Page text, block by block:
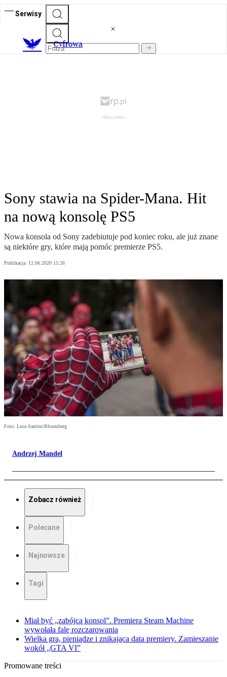
Serwisy
Cyfrowa
Sony stawia na Spider-Mana. Hit
na nową konsolę PS5
Nowa konsola od Sony zadebiutuje pod koniec roku, ale już znane
są niektóre gry, które mają pomóc premierze PS5.
Publikacja: 12.06.2020 15:26
Foto: Luca Santini/Bloomberg
Andrzej Mandel
Zobacz również
Polecane
Najnowsze
Tagi
Miał być „zabójcą konsol”. Premiera Steam Machine
wywołała falę rozczarowania
Wielka gra, pieniądze i znikająca data premiery. Zamieszanie
wokół „GTA VI”
Promowane treści